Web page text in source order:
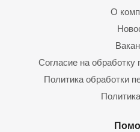
О
Согласие на
Политика обработки